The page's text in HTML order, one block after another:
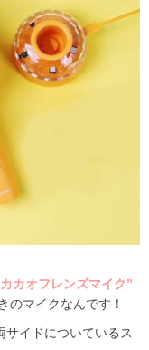
カオフレンズマイク”
のマイクなんです！
サイドについているス